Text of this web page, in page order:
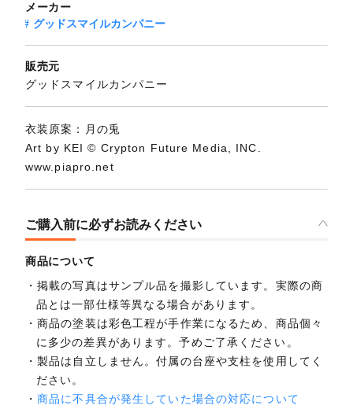
メーカー
グッドスマイルカンパニー
販売元
グッドスマイルカンパニー
衣装原案：月の兎
Art by KEI © Crypton Future Media, INC.
www.piapro.net
ご購入前に必ずお読みください
商品について
掲載の写真はサンプル品を撮影しています。実際の商
品とは一部仕様等異なる場合があります。
商品の塗装は彩色工程が手作業になるため、商品個々
に多少の差異があります。予めご了承ください。
製品は自立しません。付属の台座や支柱を使用してく
ださい。
商品に不具合が発生していた場合の対応について